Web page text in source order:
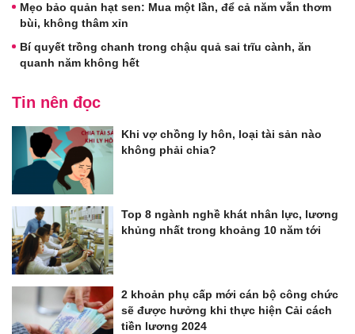
Mẹo bảo quản hạt sen: Mua một lần, để cả năm vẫn thơm
bùi, không thâm xỉn
Bí quyết trồng chanh trong chậu quả sai trĩu cành, ăn
quanh năm không hết
Tin nên đọc
Khi vợ chồng ly hôn, loại tài sản nào
không phải chia?
Top 8 ngành nghề khát nhân lực, lương
khủng nhất trong khoảng 10 năm tới
2 khoản phụ cấp mới cán bộ công chức
sẽ được hưởng khi thực hiện Cải cách
tiền lương 2024